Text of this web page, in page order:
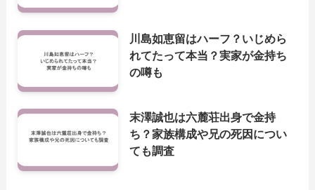
川島如恵留はハーフ？いじめら
れてたって本当？実家が金持ち
の噂も
末澤誠也は六麓荘出身で金持
ち？家族構成や兄の死因につい
ても調査